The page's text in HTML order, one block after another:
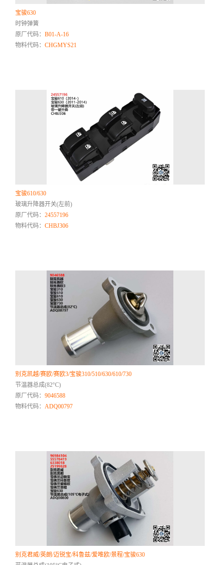
宝骏630
时钟弹簧
原厂代码：B01-A-16
物料代码：CHGMYS21
宝骏610/630
玻璃升降器开关(左前)
原厂代码：24557196
物料代码：CHBJ306
别克凯越/赛欧/赛欧3/宝骏310/510/630/610/730
节温器总成(82°C)
原厂代码：9046588
物料代码： ADQ00797
别克君威/英朗/迈锐宝/科鲁兹/爱唯欧/景程/宝骏630